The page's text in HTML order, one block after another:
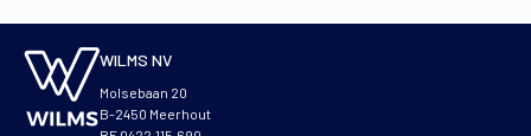
WILMS NV
Molsebaan 20
B-2450 Meerhout